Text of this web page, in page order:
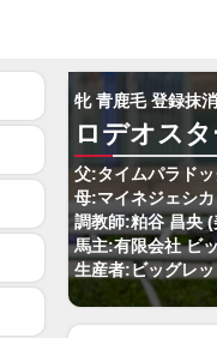
牝 青鹿毛 登録抹消
ロデオス
父:タイムパラドッ
母:マイネジェシカ
調教師:粕谷 昌央 (
馬主:有限会社 ビ
生産者:ビッグレ